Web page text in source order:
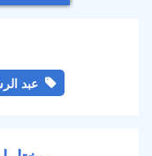
عبد